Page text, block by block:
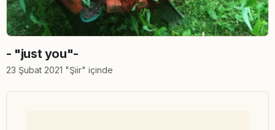
- "just you"-
23 Şubat 2021 "Şiir" içinde